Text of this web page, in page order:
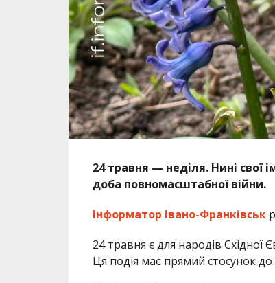
24 травня — неділя. Нині свої
доба повномасштабної війни.
Інформатор Івано-Франківськ
24 травня є для народів
Ця подія має прямий стосунок